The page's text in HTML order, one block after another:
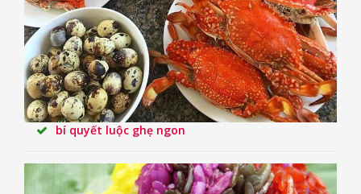
bí quyết luộc ghẹ ngon